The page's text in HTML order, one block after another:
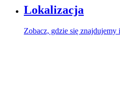
Lokalizacja
Zobacz, gdzie się znajdujemy